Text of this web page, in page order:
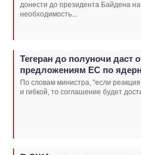
донести до президента Байдена
необходимость...
Тегеран до полуночи даст
предложениям ЕС по
По словам министра, "если
и гибкой, то соглашение будет